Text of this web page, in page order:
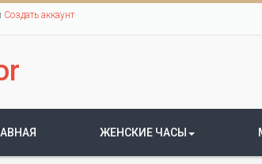
Создать аккаунт
ЖЕНСКИЕ ЧАСЫ